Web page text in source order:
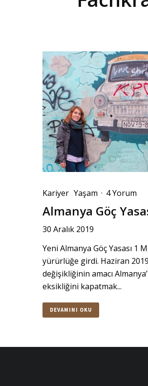
Kariyer Yaşam · 4 Yorum
Almanya Göç
30 Aralık 2019
Yeni Almanya Göç Yasası 1
yürürlüğe girdi. Haziran
değişikliğinin amacı
eksikliğini kapatmak...
DEVAMINI OKU